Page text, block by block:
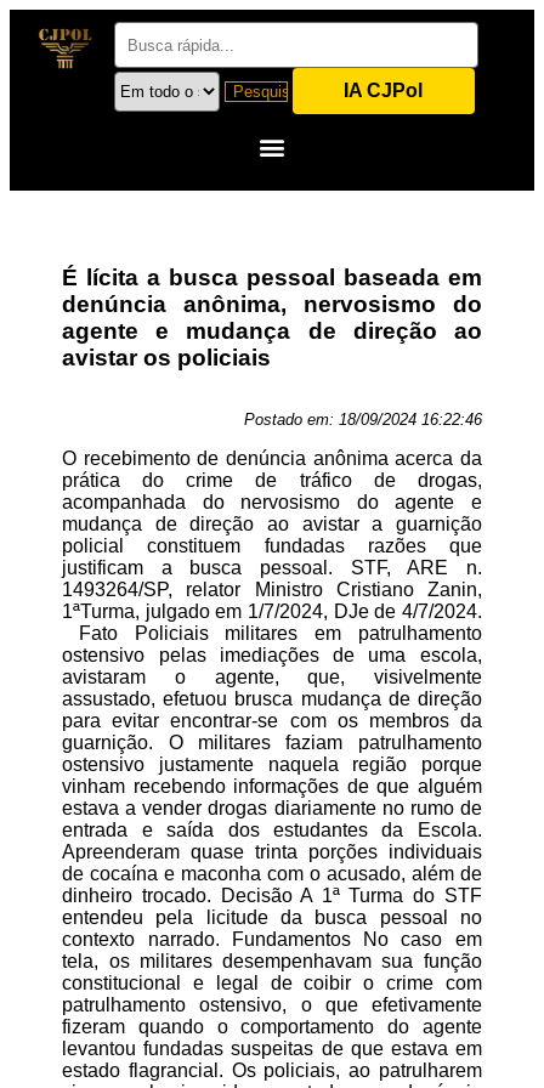
IA CJPol
É lícita a busca pessoal baseada em
denúncia anônima, nervosismo do
agente e mudança de direção ao
avistar os policiais
Postado em: 18/09/2024 16:22:46
O recebimento de denúncia anônima acerca da
prática do crime de tráfico de drogas,
acompanhada do nervosismo do agente e
mudança de direção ao avistar a guarnição
policial constituem fundadas razões que
justificam a busca pessoal. STF, ARE n.
1493264/SP, relator Ministro Cristiano Zanin,
1ªTurma, julgado em 1/7/2024, DJe de 4/7/2024.
Fato Policiais militares em patrulhamento
ostensivo pelas imediações de uma escola,
avistaram o agente, que, visivelmente
assustado, efetuou brusca mudança de direção
para evitar encontrar-se com os membros da
guarnição. O militares faziam patrulhamento
ostensivo justamente naquela região porque
vinham recebendo informações de que alguém
estava a vender drogas diariamente no rumo de
entrada e saída dos estudantes da Escola.
Apreenderam quase trinta porções individuais
de cocaína e maconha com o acusado, além de
dinheiro trocado. Decisão A 1ª Turma do STF
entendeu pela licitude da busca pessoal no
contexto narrado. Fundamentos No caso em
tela, os militares desempenhavam sua função
constitucional e legal de coibir o crime com
patrulhamento ostensivo, o que efetivamente
fizeram quando o comportamento do agente
levantou fundadas suspeitas de que estava em
estado flagrancial. Os policiais, ao patrulharem